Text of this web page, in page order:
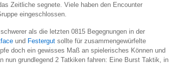
Zeitliche segnete. Viele haben den Encounter
eingeschlossen.
als die letzten 0815 Begegnungen in der
und Festergut sollte für zusammengewürfelte
doch ein gewisses Maß an spielerisches Können und
nun grundlegend 2 Tatkiken fahren: Eine Burst Taktik, in